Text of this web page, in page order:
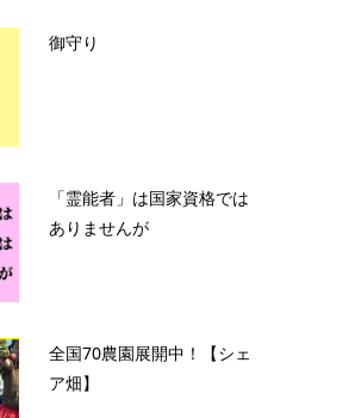
御守り
「霊能者」は国家資格では
ありませんが
全国70農園展開中！【シェ
ア畑】